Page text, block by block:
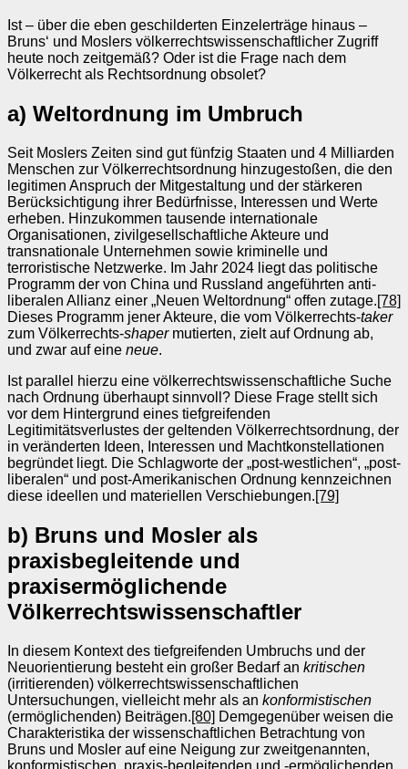
Ist – über die eben geschilderten Einzelerträge hinaus –
Bruns‘ und Moslers völkerrechtswissenschaftlicher Zugriff
heute noch zeitgemäß? Oder ist die Frage nach dem
Völkerrecht als Rechtsordnung obsolet?
a) Weltordnung im Umbruch
Seit Moslers Zeiten sind gut fünfzig Staaten und 4 Milliarden
Menschen zur Völkerrechtsordnung hinzugestoßen, die den
legitimen Anspruch der Mitgestaltung und der stärkeren
Berücksichtigung ihrer Bedürfnisse, Interessen und Werte
erheben. Hinzukommen tausende internationale
Organisationen, zivilgesellschaftliche Akteure und
transnationale Unternehmen sowie kriminelle und
terroristische Netzwerke. Im Jahr 2024 liegt das politische
Programm der von China und Russland angeführten anti-
liberalen Allianz einer „Neuen Weltordnung“ offen zutage.[78]
Dieses Programm jener Akteure, die vom Völkerrechts-taker
zum Völkerrechts-shaper mutierten, zielt auf Ordnung ab,
und zwar auf eine neue.
Ist parallel hierzu eine völkerrechtswissenschaftliche Suche
nach Ordnung überhaupt sinnvoll? Diese Frage stellt sich
vor dem Hintergrund eines tiefgreifenden
Legitimitätsverlustes der geltenden Völkerrechtsordnung, der
in veränderten Ideen, Interessen und Machtkonstellationen
begründet liegt. Die Schlagworte der „post-westlichen“, „post-
liberalen“ und post-Amerikanischen Ordnung kennzeichnen
diese ideellen und materiellen Verschiebungen.[79]
b) Bruns und Mosler als
praxisbegleitende und
praxisermöglichende
Völkerrechtswissenschaftler
In diesem Kontext des tiefgreifenden Umbruchs und der
Neuorientierung besteht ein großer Bedarf an kritischen
(irritierenden) völkerrechtswissenschaftlichen
Untersuchungen, vielleicht mehr als an konformistischen
(ermöglichenden) Beiträgen.[80] Demgegenüber weisen die
Charakteristika der wissenschaftlichen Betrachtung von
Bruns und Mosler auf eine Neigung zur zweitgenannten,
konformistischen, praxis-begleitenden und -ermöglichenden